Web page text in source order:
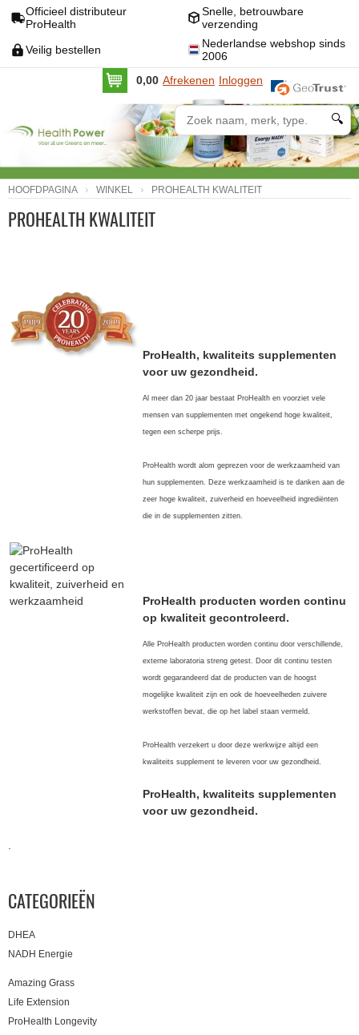
Officieel distributeur
ProHealth
Snelle, betrouwbare
verzending
Veilig bestellen
Nederlandse webshop sinds
2006
0,00 Afrekenen Inloggen
🔍
HOOFDPAGINA WINKEL PROHEALTH KWALITEIT
CATEGORIEËN
DHEA
NADH Energie
Amazing Grass
Life Extension
ProHealth Longevity
PROHEALTH KWALITEIT
ProHealth, kwaliteits supplementen
voor uw gezondheid.
Al meer dan 20 jaar bestaat ProHealth en voorziet vele
mensen van supplementen met ongekend hoge kwaliteit,
tegen een scherpe prijs.
ProHealth wordt alom geprezen voor de werkzaamheid van
hun supplementen. Deze werkzaamheid is te danken aan de
zeer hoge kwaliteit, zuiverheid en hoeveelheid ingrediënten
die in de supplementen zitten.
ProHealth producten worden continu
op kwaliteit gecontroleerd.
Alle ProHealth producten worden continu door verschillende,
externe laboratoria streng getest. Door dit continu testen
wordt gegarandeerd dat de producten van de hoogst
mogelijke kwaliteit zijn en ook de hoeveelheden zuivere
werkstoffen bevat, die op het label staan vermeld.
ProHealth verzekert u door deze werkwijze altijd een
kwaliteits supplement te leveren voor uw gezondheid.
ProHealth, kwaliteits supplementen
voor uw gezondheid.
.